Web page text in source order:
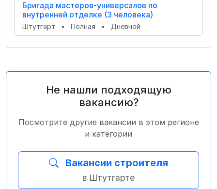
Бригада мастеров-универсалов по
внутренней отделке (3 человека)
Штутгарт • Полная • Дневной
Не нашли подходящую
вакансию?
Посмотрите другие вакансии в этом регионе
и категории
Вакансии строителя
в Штутгарте